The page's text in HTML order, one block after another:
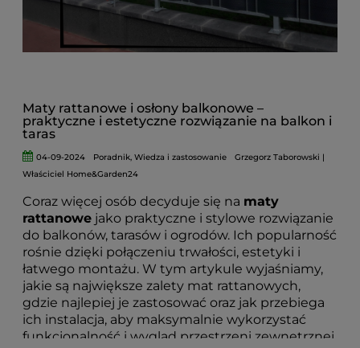
Maty rattanowe i osłony balkonowe –
praktyczne i estetyczne rozwiązanie na balkon i
taras
04-09-2024 Poradnik,Wiedza i zastosowanie
Grzegorz Taborowski |
Właściciel Home&Garden24
Coraz więcej osób decyduje się na maty
rattanowe jako praktyczne i stylowe rozwiązanie
do balkonów, tarasów i ogrodów. Ich popularność
rośnie dzięki połączeniu trwałości, estetyki i
łatwego montażu. W tym artykule wyjaśniamy,
jakie są największe zalety mat rattanowych,
gdzie najlepiej je zastosować oraz jak przebiega
ich instalacja, aby maksymalnie wykorzystać
funkcjonalność i wygląd przestrzeni zewnętrznej.